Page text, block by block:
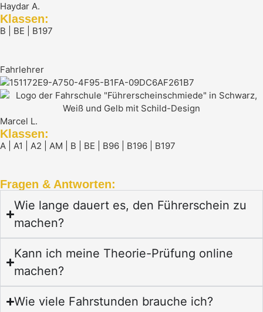
Haydar A.
Klassen:
B | BE | B197
Fahrlehrer
Marcel L.
Klassen:
A | A1 | A2 | AM | B | BE | B96 | B196 | B197
Fragen & Antworten:
Wie lange dauert es, den Führerschein zu
machen?
Kann ich meine Theorie-Prüfung online
machen?
Wie viele Fahrstunden brauche ich?